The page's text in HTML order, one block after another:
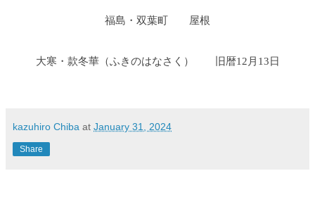
福島・双葉町 屋根
大寒・ 款冬華（ふきのはなさく） 旧暦12月13日
kazuhiro Chiba at January 31, 2024
Share